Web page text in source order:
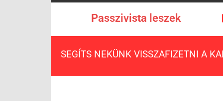
választás
Passzivista leszek
SEGÍTS NEKÜNK VISSZAFIZETNI A